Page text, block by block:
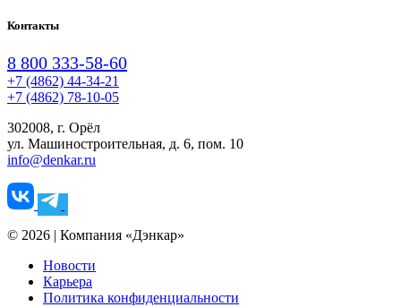
Контакты
8 800 333-58-60
+7 (4862) 44-34-21
+7 (4862) 78-10-05
302008, г. Орёл
ул. Машиностроительная, д. 6, пом. 10
info@denkar.ru
© 2026 | Компания «Дэнкар»
Новости
Карьера
Политика конфиденциальности